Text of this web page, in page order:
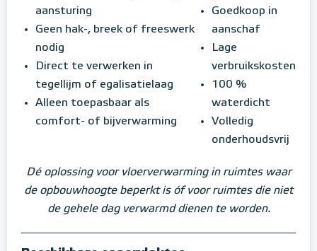
aansturing
Geen hak-, breek of freeswerk
nodig
Direct te verwerken in
tegellijm of egalisatielaag
Alleen toepasbaar als
comfort- of bijverwarming
Goedkoop in
aanschaf
Lage
verbruikskosten
100 %
waterdicht
Volledig
onderhoudsvrij
Dé oplossing voor vloerverwarming in ruimtes waar
de opbouwhoogte beperkt is óf voor ruimtes die niet
de gehele dag verwarmd dienen te worden.